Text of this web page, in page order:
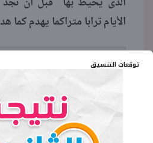
توقعات التنسيق
الأيام ترابا متراكما يهدم كما
هذا المقال مشاركة من الطالب
الكلمات المفتاحية